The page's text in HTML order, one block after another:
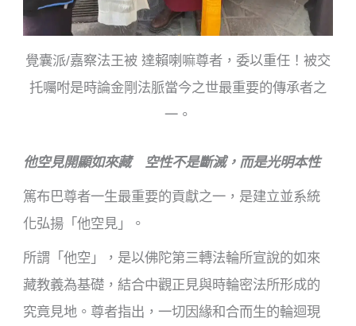
覺囊派/嘉察法王被 達賴喇嘛尊者，委以重任！被交
托囑咐是時論金剛法脈當今之世最重要的傳承者之
一。
他空見開顯如來藏 空性不是斷滅，而是光明本性
篤布巴尊者一生最重要的貢獻之一，是建立並系統
化弘揚「他空見」。
所謂「他空」，是以佛陀第三轉法輪所宣說的如來
藏教義為基礎，結合中觀正見與時輪密法所形成的
究竟見地。尊者指出，一切因緣和合而生的輪迴現